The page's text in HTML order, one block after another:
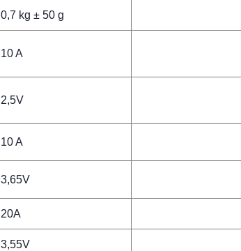
0,7 kg ± 50 g
10 A
2,5V
10 A
3,65V
20A
3,55V